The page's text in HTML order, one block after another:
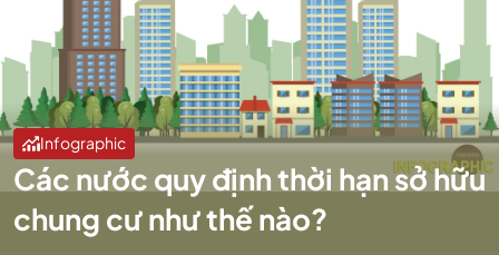
Infographic
Các nước quy định thời hạn sở hữu
chung cư như thế nào?